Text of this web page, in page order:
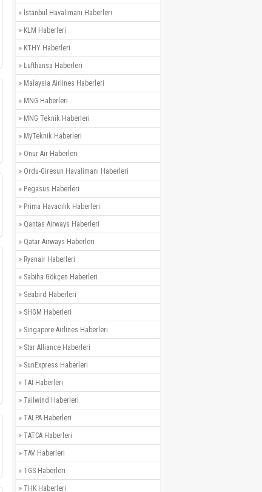
» İstanbul Havalimanı Haberleri
» KLM Haberleri
» KTHY Haberleri
» Lufthansa Haberleri
» Malaysia Airlines Haberleri
» MNG Haberleri
» MNG Teknik Haberleri
» MyTeknik Haberleri
» Onur Air Haberleri
» Ordu-Giresun Havalimanı Haberleri
» Pegasus Haberleri
» Prima Havacılık Haberleri
» Qantas Airways Haberleri
» Qatar Airways Haberleri
» Ryanair Haberleri
» Sabiha Gökçen Haberleri
» Seabird Haberleri
» SHGM Haberleri
» Singapore Airlines Haberleri
» Star Alliance Haberleri
» SunExpress Haberleri
» TAI Haberleri
» Tailwind Haberleri
» TALPA Haberleri
» TATCA Haberleri
» TAV Haberleri
» TGS Haberleri
» THK Haberleri